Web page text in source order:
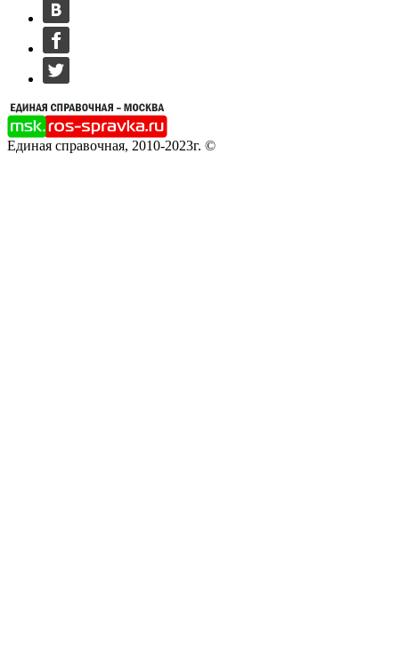
Единая справочная, 2010-2023г. ©